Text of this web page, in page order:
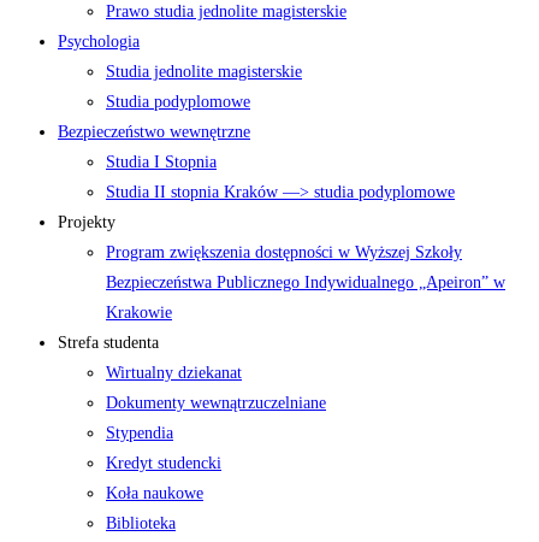
Prawo studia jednolite magisterskie
Psychologia
Studia jednolite magisterskie
Studia podyplomowe
Bezpieczeństwo wewnętrzne
Studia I Stopnia
Studia II stopnia Kraków —> studia podyplomowe
Projekty
Program zwiększenia dostępności w Wyższej Szkoły
Bezpieczeństwa Publicznego Indywidualnego „Apeiron” w
Krakowie
Strefa studenta
Wirtualny dziekanat
Dokumenty wewnątrzuczelniane
Stypendia
Kredyt studencki
Koła naukowe
Biblioteka